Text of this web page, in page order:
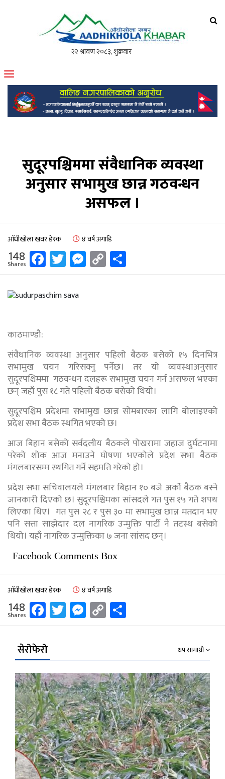
मोफसलकै लोकप्रिय अनलाइन पत्रिका
सुदूरपश्चिममा संवैधानिक व्यवस्था
अनुसार सभामुख छान्न गठवन्धन
असफल ।
आँधीखोला खवर डेस्क ४ वर्ष अगाडि
148
Shares Facebook
Twitter
Messenger
Copy
Link
काठमाण्डौ:
संवैधानिक व्यवस्था अनुसार पहिलो बैठक बसेको १५ दिनभित्र
सभामुख चयन गरिसक्नु पर्नेछ। तर यो व्यवस्थाअनुसार
सुदूरपश्चिममा गठवन्धन दलहरू सभामुख चयन गर्न असफल भएका
छन् जहाँ पुस १८ गते पहिलो बैठक बसेको थियो।
सुदूरपश्चिम प्रदेशमा सभामुख छान्न सोमबारका लागि बोलाइएको
प्रदेश सभा बैठक स्थगित भएको छ।
आज बिहान बसेको सर्वदलीय बैठकले पोखरामा जहाज दुर्घटनामा
परेको शोक आज मनाउने घोषणा भएकोले प्रदेश सभा बैठक
मंगलबारसम्म स्थगित गर्ने सहमति गरेको हो।
प्रदेश सभा सचिवालयले मंगलबार बिहान १० बजे अर्को बैठक बस्ने
जानकारी दिएको छ। सुदूरपश्चिमका सांसदले गत पुस १५ गते शपथ
लिएका थिए। गत पुस २८ र पुस ३० मा सभामुख छान्न मतदान भए
पनि सत्ता साझेदार दल नागरिक उन्मुक्ति पार्टी नै तटस्थ बसेको
थियो। यहाँ नागरिक उन्मुक्तिका ७ जना सांसद छन्।
Facebook Comments Box
आँधीखोला खवर डेस्क ४ वर्ष अगाडि
148
Shares Facebook
Twitter
Messenger
Copy
Link
सेरोफेरो थप सामाग्री